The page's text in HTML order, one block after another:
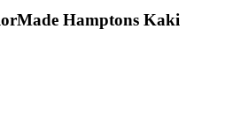
Hamptons Kaki